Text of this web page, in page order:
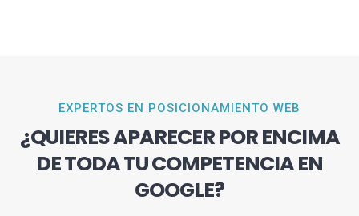
EXPERTOS EN POSICIONAMIENTO WEB
¿QUIERES APARECER POR ENCIMA
DE TODA TU COMPETENCIA EN
GOOGLE?